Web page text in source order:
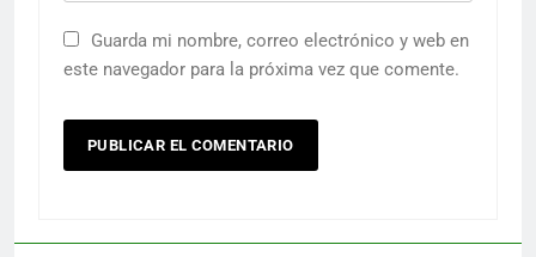
Guarda mi nombre, correo electrónico y web en
este navegador para la próxima vez que comente.